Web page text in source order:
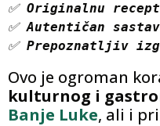
✅ Originalnu
✅ Autentičan
✅ Prepoznatljiv
Ovo je ogroman
kulturnog i
Banje Luke, ali i